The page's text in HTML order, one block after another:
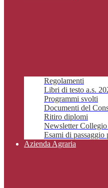
Regolamenti
Libri di testo a.s.
Programmi svolti
Documenti del
Ritiro diplomi
Newsletter
Esami di
Azienda Agraria